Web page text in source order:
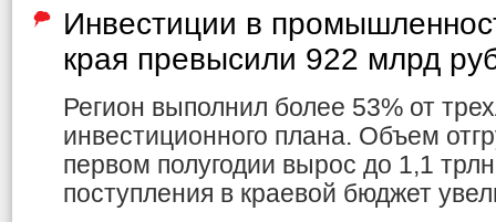
Инвестиции в
края превысили 922 млрд
Регион выполнил более 53% от
инвестиционного плана. Объем
первом полугодии вырос до 1,1
поступления в краевой бюджет